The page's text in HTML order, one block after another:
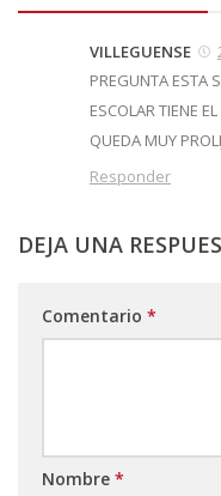
VILLEGUENSE
PREGUNTA ESTA
ESCOLAR TIENE
QUEDA MUY
Responder
DEJA UNA
Comentario *
Nombre *